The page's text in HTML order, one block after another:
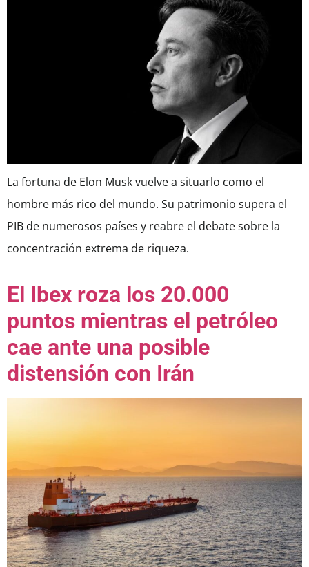
La fortuna de Elon Musk vuelve a situarlo como el
hombre más rico del mundo. Su patrimonio supera el
PIB de numerosos países y reabre el debate sobre la
concentración extrema de riqueza.
El Ibex roza los 20.000
puntos mientras el petróleo
cae ante una posible
distensión con Irán